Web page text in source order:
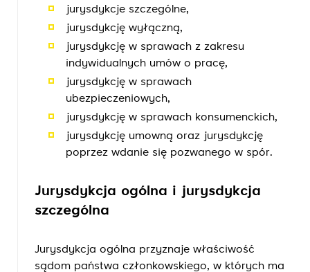
jurysdykcje szczególne,
jurysdykcję wyłączną,
jurysdykcję w sprawach z zakresu
indywidualnych umów o pracę,
jurysdykcję w sprawach
ubezpieczeniowych,
jurysdykcję w sprawach konsumenckich,
jurysdykcję umowną oraz jurysdykcję
poprzez wdanie się pozwanego w spór.
Jurysdykcja ogólna i jurysdykcja
szczególna
Jurysdykcja ogólna przyznaje właściwość
sądom państwa członkowskiego, w których ma